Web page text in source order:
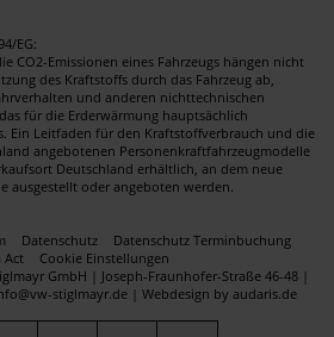
EG:
CO2-Emissionen eines Fahrzeugs hängen nicht
des Kraftstoffs durch das Fahrzeug ab,
und anderen nichttechnischen
für die Erderwärmung hauptsächlich
Ein Leitfaden für den Kraftstoffverbrauch und die
angebotenen Personenkraftfahrzeugmodelle
Deutschland erhältlich, an dem neue
ausgestellt oder angeboten werden.
Datenschutz
Datenschutz Terminbuchung
Act
Cookie Einstellungen
GmbH | Joseph-Fraunhofer-Straße 46-48 |
stiglmayr.de | Webdesign by audaris.de